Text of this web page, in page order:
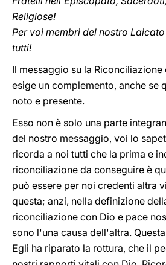
Religiose!
Per voi membri del nostro
tutti!
Il messaggio su la
esige un complemento, anche se
noto e presente.
Esso non è solo una parte
del nostro messaggio, voi lo
ricorda a noi tutti che la prima e
riconciliazione da conseguire è
può essere per noi credenti altra
questa; anzi, nella definizione
riconciliazione con Dio e pace
sono l'una causa dell'altra.
Egli ha riparato la rottura, che il